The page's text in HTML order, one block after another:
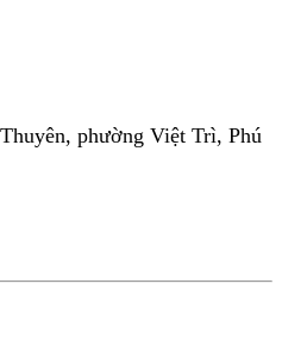
phường Việt Trì, Phú